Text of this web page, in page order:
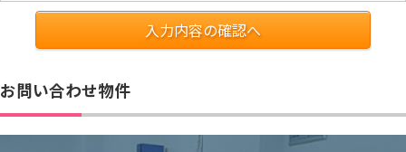
入力内容の確認へ
お問い合わせ物件